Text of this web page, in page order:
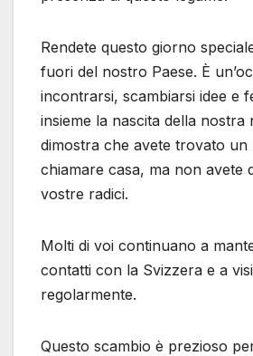
Rendete questo giorno
fuori del nostro Paese. È
incontrarsi, scambiarsi idee e
insieme la nascita della nostra
dimostra che avete trovato
chiamare casa, ma non avete
vostre radici.
Molti di voi continuano a
contatti con la Svizzera e a
regolarmente.
Questo scambio è prezioso